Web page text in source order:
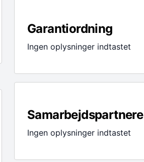
Garantiordning
Ingen oplysninger indtastet
Samarbejdspartnere
Ingen oplysninger indtastet